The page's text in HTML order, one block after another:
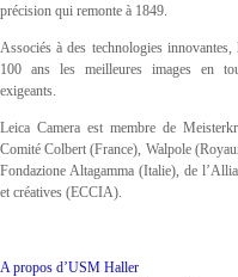
précision qui remonte à 1849.
Associés à des technologies
100 ans les meilleures images en
exigeants.
Leica Camera est membre de
Comité Colbert (France), Walpole
Fondazione Altagamma (Italie), de
et créatives (ECCIA).
A propos d’USM Haller